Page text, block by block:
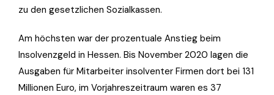
zu den gesetzlichen Sozialkassen.
Am höchsten war der prozentuale Anstieg beim
Insolvenzgeld in Hessen. Bis November 2020 lagen die
Ausgaben für Mitarbeiter insolventer Firmen dort bei 131
Millionen Euro, im Vorjahreszeitraum waren es 37